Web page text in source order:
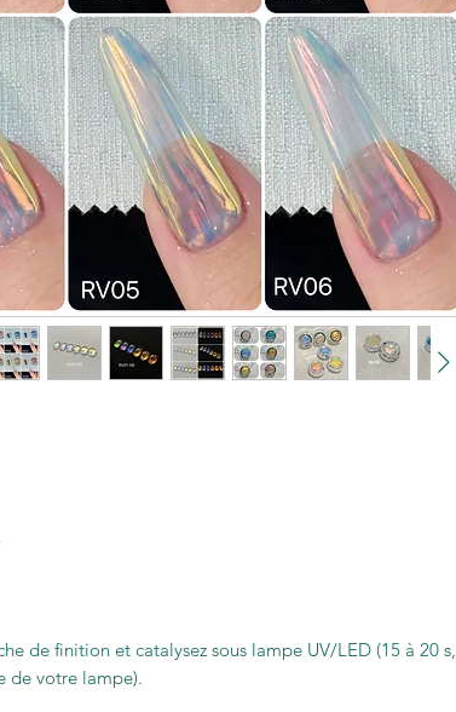
de finition et catalysez sous lampe UV/LED (15 à 20 s,
de votre lampe).